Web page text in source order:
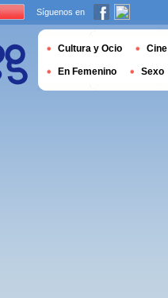
Síguenos en
Cultura y Ocio Cine
En Femenino Sexo